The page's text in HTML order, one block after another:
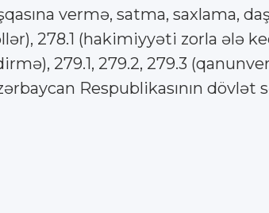
vermə, satma, saxlama,
278.1 (hakimiyyəti zorla ələ
279.1, 279.2, 279.3
Respublikasının